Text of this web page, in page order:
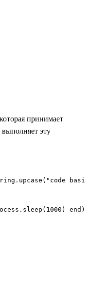
принимает
эту
end)